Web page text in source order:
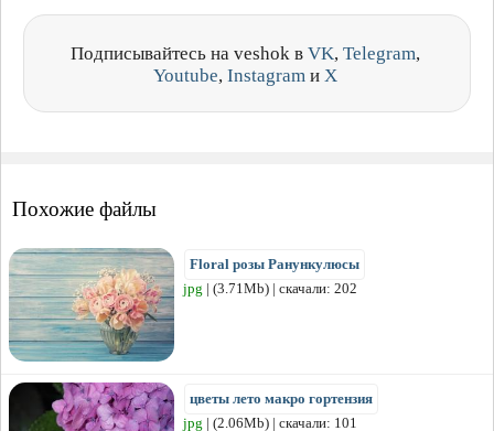
Подписывайтесь на veshok в VK, Telegram,
Youtube, Instagram и X
Похожие файлы
Floral розы Ранункулюсы
jpg | (3.71Mb) | скачали: 202
цветы лето макро гортензия
jpg | (2.06Mb) | скачали: 101